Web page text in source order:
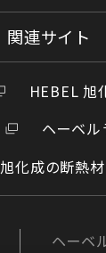
関連サイト
HEBEL 旭
ヘーベル
旭化成の断熱材
ヘーベ